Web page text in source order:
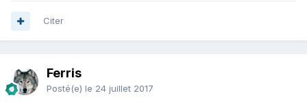
Citer
Ferris
Posté(e) le 24 juillet 2017